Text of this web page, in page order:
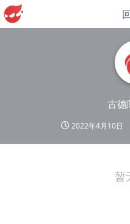
古德
2022年4月10日
暂